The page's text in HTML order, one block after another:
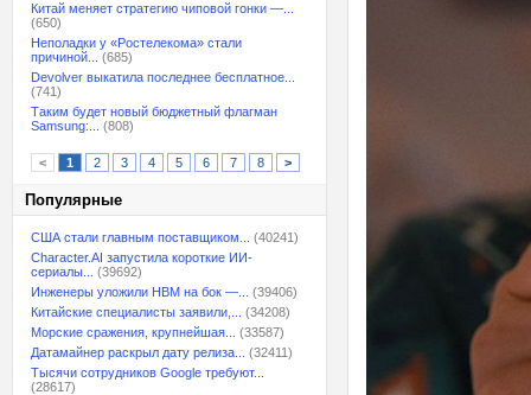
Китай меняет стратегию чиповой гонки —...
(650)
Неполадки у «Ростелекома» стали
причиной...
(685)
Devolver выкатила последнее бесплатное...
(741)
Таким будет новый бюджетный флагман
Samsung:...
(808)
< 1 2 3 4 5 6 7 8 >
Популярные
США стали главным поставщиком...
(40241)
Character.AI запустила короткие ИИ-
сериалы...
(39692)
Инженеры уложили HBM на бок —...
(39406)
Китайские специалисты заявили,...
(34208)
Морские сражения, крупнейшая...
(33587)
Датамайнер раскрыл дату релиза...
(32411)
Тысячи сотрудников Google требуют...
(28617)